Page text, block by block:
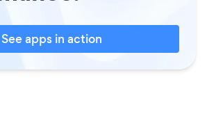
See apps in action